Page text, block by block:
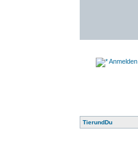
Anmelden
TierundDu